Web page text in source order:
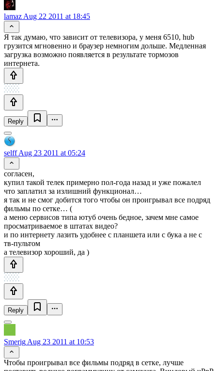
lamaz Aug 22 2011 at 18:45
Я так думаю, что зависит от телевизора, у меня 6510, hub
грузится мгновенно и браузер немногим дольше. Медленная
загрузка возможно появляется в результате тормозов
интернета.
Reply
selffAug 23 2011 at 05:24
согласен,
купил такой телек примерно пол-года назад и уже пожалел
что заплатил за излишний функционал…
я так и не смог добится того чтобы он проигрывал все подряд
фильмы по сетке… (
а меню сервисов типа ютуб очень бедное, зачем мне самое
просматриваемое в штатах видео?
и по интернету лазить удобнее с планшета или с бука а не с
тв-пультом
а телевизор хороший, да )
Reply
Smerig Aug 23 2011 at 10:53
Чтобы проигрывал все фильмы подряд в сетке, лучше